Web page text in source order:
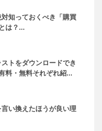
知っておくべき「購買
は？...
トをダウンロードでき
料・無料それぞれ紹...
言い換えたほうが良い理